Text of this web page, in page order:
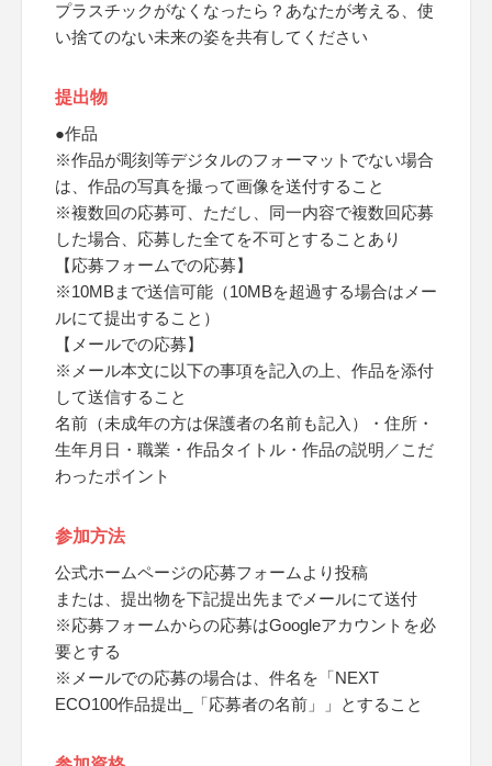
プラスチックがなくなったら？あなたが考える、使
い捨てのない未来の姿を共有してください
提出物
●作品
※作品が彫刻等デジタルのフォーマットでない場合
は、作品の写真を撮って画像を送付すること
※複数回の応募可、ただし、同一内容で複数回応募
した場合、応募した全てを不可とすることあり
【応募フォームでの応募】
※10MBまで送信可能（10MBを超過する場合はメー
ルにて提出すること）
【メールでの応募】
※メール本文に以下の事項を記入の上、作品を添付
して送信すること
名前（未成年の方は保護者の名前も記入）・住所・
生年月日・職業・作品タイトル・作品の説明／こだ
わったポイント
参加方法
公式ホームページの応募フォームより投稿
または、提出物を下記提出先までメールにて送付
※応募フォームからの応募はGoogleアカウントを必
要とする
※メールでの応募の場合は、件名を「NEXT
ECO100作品提出_「応募者の名前」」とすること